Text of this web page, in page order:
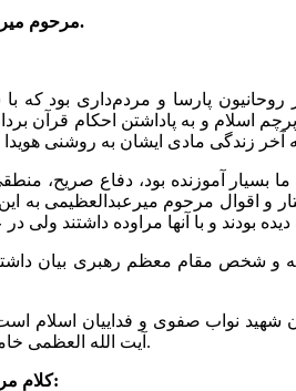
مرحوم میرعبدالعظیمی: من از رهبر انقلاب تقلید می‌کنم و می‌دانم که در زمان غیبت، تقلید یعنی این.
روحانیون پارسا و مردم‌داری بود
پرچم اسلام و به پاداشتن احکام
بسیار آموزنده بود، دفاع صریح،
اوج فتنه سال ۱۳۸۸ و مسائل بعد از آن. رفتار و
و شخص مقام معظم رهبری بیان
نواب صفوی و فداییان اسلام
آیت الله العظمی خامنه ای منتشر خواهیم کرد تا مورد استفاده و توجه عموم، علی الخصوص جوانان قرار گیرد.
کلام مرحوم حجت الاسلام سید علی میرعبدالعظیمی درباره مقام معظم رهبری در پاییز سال ۸۸: